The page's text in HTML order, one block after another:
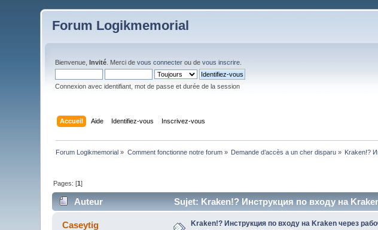
Forum Logikmemorial
Bienvenue,Invité . Merci devous connecter ou devous inscrire
Connexion avec identifiant, mot de passe et durée de la session
Accueil Aide Identifiez-vous Inscrivez-vous
Forum Logikmemorial » Comment fonctionne notre forum» Demande d’accès a un cher disparu » Kraken!?
Pages: [1]
Auteur Sujet: Kraken!? Инструкция по входу на
Caseytig Kraken!? Инструкция по входу на Kraken через